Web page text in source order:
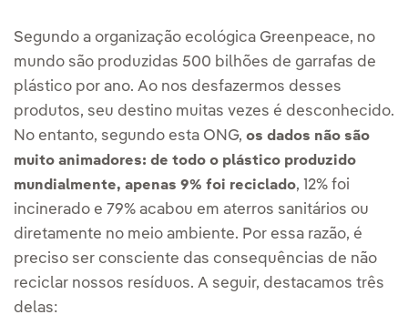
Segundo a organização ecológica Greenpeace, no
mundo são produzidas 500 bilhões de garrafas de
plástico por ano. Ao nos desfazermos desses
produtos, seu destino muitas vezes é desconhecido.
No entanto, segundo esta ONG, os dados não são
muito animadores: de todo o plástico produzido
mundialmente, apenas 9% foi reciclado, 12% foi
incinerado e 79% acabou em aterros sanitários ou
diretamente no meio ambiente. Por essa razão, é
preciso ser consciente das consequências de não
reciclar nossos resíduos. A seguir, destacamos três
delas: